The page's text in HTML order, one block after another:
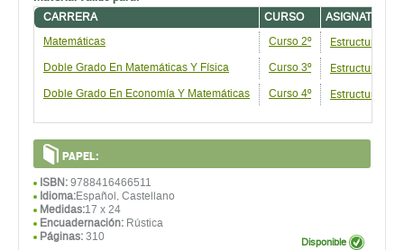
CARRERA CURSO
ASIGNATURA
Matemáticas
Curso 2º Estructuras
Doble Grado En Matemáticas Y Física Curso 3º Estructuras
Doble Grado En Economí­a Y Matemáticas Curso 4º Estructuras
PAPEL:
ISBN: 9788416466511
Idioma:Español, Castellano
Medidas:17 x 24
Encuadernación: Rústica
Páginas: 310 Disponible